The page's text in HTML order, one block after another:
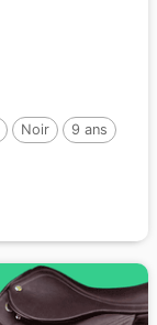
Noir
9 ans